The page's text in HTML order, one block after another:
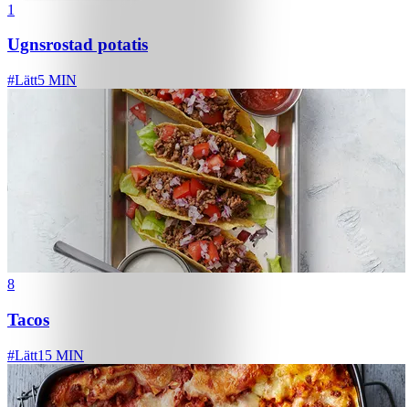
1
Ugnsrostad potatis
#Lätt5 MIN
8
Tacos
#Lätt15 MIN